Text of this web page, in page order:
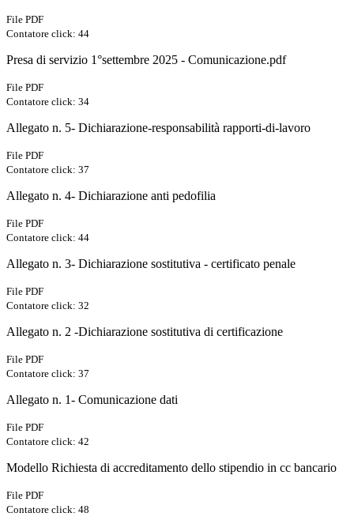
File PDF
Contatore click: 44
Presa di servizio 1°settembre 2025 - Comunicazione.pdf
File PDF
Contatore click: 34
Allegato n. 5- Dichiarazione-responsabilità rapporti-di-lavoro
File PDF
Contatore click: 37
Allegato n. 4- Dichiarazione anti pedofilia
File PDF
Contatore click: 44
Allegato n. 3- Dichiarazione sostitutiva - certificato penale
File PDF
Contatore click: 32
Allegato n. 2 -Dichiarazione sostitutiva di certificazione
File PDF
Contatore click: 37
Allegato n. 1- Comunicazione dati
File PDF
Contatore click: 42
Modello Richiesta di accreditamento dello stipendio in cc bancario
File PDF
Contatore click: 48